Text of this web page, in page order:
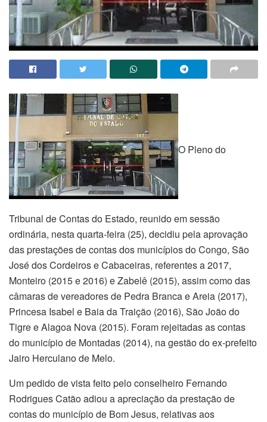
O Pleno do
Tribunal de Contas do Estado, reunido em sessão
ordinária, nesta quarta-feira (25), decidiu pela aprovação
das prestações de contas dos municípios do Congo, São
José dos Cordeiros e Cabaceiras, referentes a 2017,
Monteiro (2015 e 2016) e Zabelê (2015), assim como das
câmaras de vereadores de Pedra Branca e Areia (2017),
Princesa Isabel e Baia da Traição (2016), São João do
Tigre e Alagoa Nova (2015). Foram rejeitadas as contas
do município de Montadas (2014), na gestão do ex-prefeito
Jairo Herculano de Melo.
Um pedido de vista feito pelo conselheiro Fernando
Rodrigues Catão adiou a apreciação da prestação de
contas do município de Bom Jesus, relativas aos